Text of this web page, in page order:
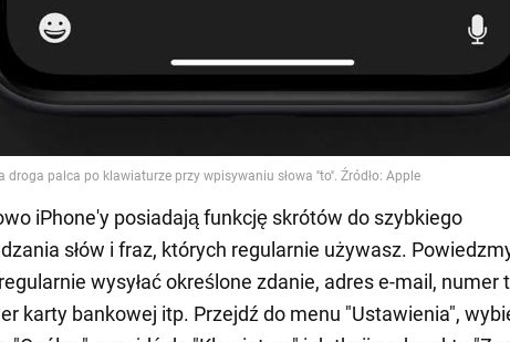
iPhone'y posiadają funkcję skrótów do szybkiego
słów i fraz, których regularnie używasz.
wysyłać określone zdanie, adres e-mail, numer
karty bankowej itp. Przejdź do menu "Ustawienia",